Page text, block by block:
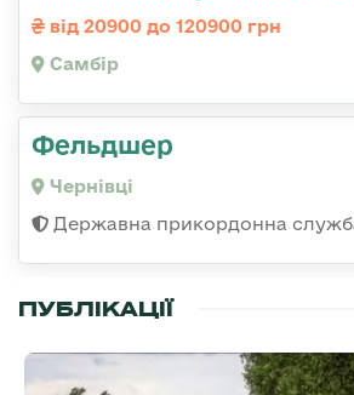
від 20900 до 120900 грн
Самбір
Фельдшер
Чернівці
Державна прикордонна
ПУБЛІКАЦІЇ